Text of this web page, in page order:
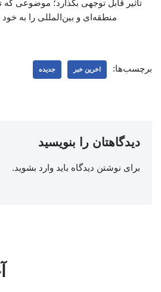
تاثیر قابل توجهی بگذارد؛ موضوعی که
منطقه‌ای و بین‌المللی را به
برچسب‌ها: اخرین خبر جدیده
دیدگاهتان را بنویسید
برای نوشتن دیدگاه باید وارد بشوید.